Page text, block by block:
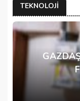
TEKNOLOJI